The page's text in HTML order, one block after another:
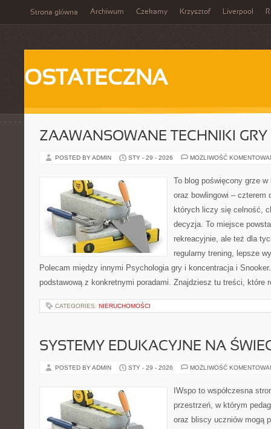
Strona główna Archiwum Czekamy Krzysztof Liverpool
OSTATECZNA
ZAAWANSOWANE TECHNIKI GRY
POSTED BY ADMIN STY - 29 - 2026 MOŻLIWOŚĆ
To blog poświęcony grze
oraz bowlingowi – czterem
których liczy się celność,
decyzja. To miejsce
rekreacyjnie, ale też dla
regularny trening, lepsze
Polecam między innymi Psychologia gry i koncentracja i
podstawową z konkretnymi poradami. Znajdziesz tu treści, które
CATEGORIES: NIERUCHOMOŚCI
SYSTEMY EDUKACYJNE NA
POSTED BY ADMIN STY - 29 - 2026 MOŻLIWOŚĆ
IWspo to współczesna
przestrzeń, w którym
oraz bliscy uczniów mogą